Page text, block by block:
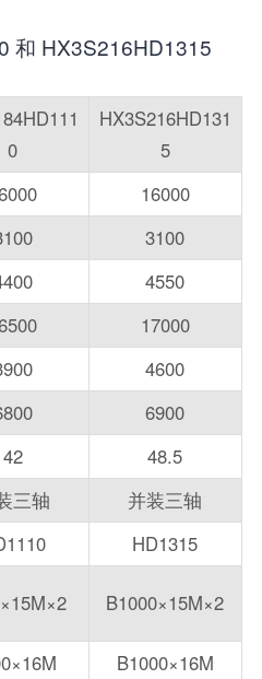
和 HX3S216HD1315
0
HX3S216HD131
5
16000
3100
4550
17000
4600
6900
42
48.5
三轴
并装三轴
HD1315
B1000×15M×2
B1000×16M